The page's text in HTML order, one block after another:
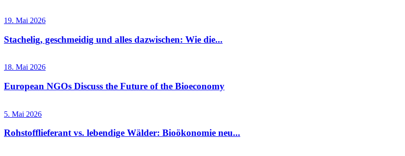
19. Mai 2026
Stachelig, geschmeidig und alles dazwischen: Wie die...
18. Mai 2026
European NGOs Discuss the Future of the Bioeconomy
5. Mai 2026
Rohstofflieferant vs. lebendige Wälder: Bioökonomie neu...